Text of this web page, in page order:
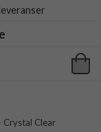
Crystal Clear